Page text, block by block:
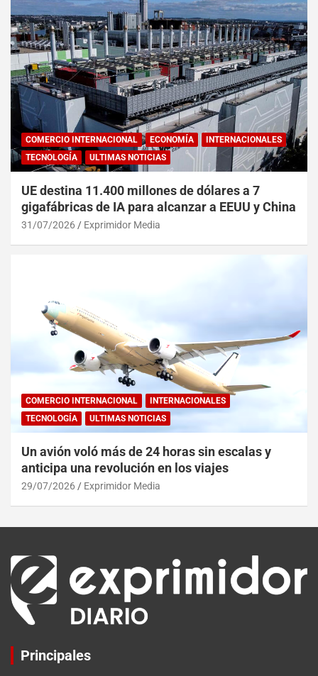
COMERCIO INTERNACIONAL ECONOMÍA
INTERNACIONALES
TECNOLOGÍA
ULTIMAS NOTICIAS
UE destina 11.400 millones de dólares a 7
gigafábricas de IA para alcanzar a EEUU y China
31/07/2026 Exprimidor Media
COMERCIO INTERNACIONAL
INTERNACIONALES
TECNOLOGÍA
ULTIMAS NOTICIAS
Un avión voló más de 24 horas sin escalas y
anticipa una revolución en los viajes
29/07/2026 Exprimidor Media
Principales